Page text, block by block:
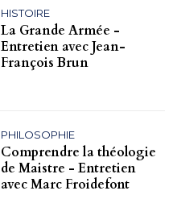
HISTOIRE
La Grande Armée -
Entretien avec Jean-
François Brun
PHILOSOPHIE
Comprendre la théologie
de Maistre - Entretien
avec Marc Froidefont